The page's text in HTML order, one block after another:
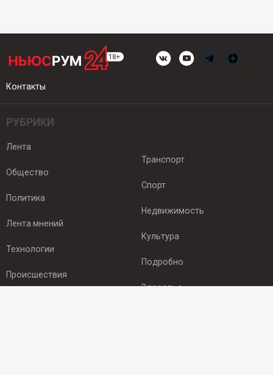
Контакты
РУБРИКИ
Лента
Общество
Политика
Лента мнений
Технологии
Происшествия
Транспорт
Спорт
Недвижимость
Культура
Подробно
Здоровье